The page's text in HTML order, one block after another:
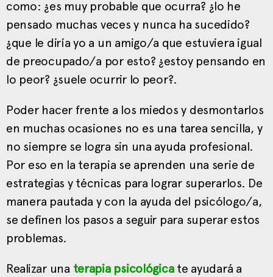
como: ¿es muy probable que ocurra? ¿lo he
pensado muchas veces y nunca ha sucedido?
¿que le diría yo a un amigo/a que estuviera igual
de preocupado/a por esto? ¿estoy pensando en
lo peor? ¿suele ocurrir lo peor?.
Poder hacer frente a los miedos y desmontarlos
en muchas ocasiones no es una tarea sencilla, y
no siempre se logra sin una ayuda profesional.
Por eso en la terapia se aprenden una serie de
estrategias y técnicas para lograr superarlos. De
manera pautada y con la ayuda del psicólogo/a,
se definen los pasos a seguir para superar estos
problemas.
Realizar una terapia psicológicate ayudará a